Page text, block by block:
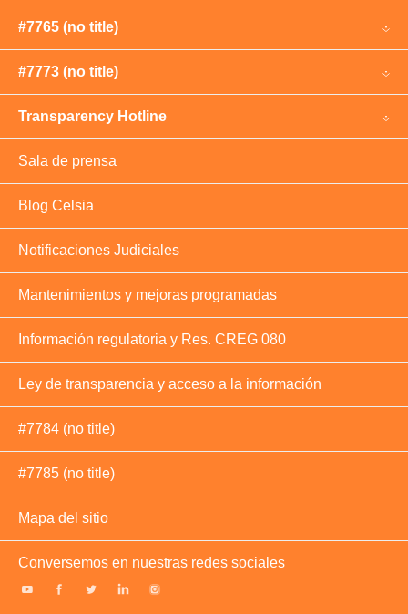
#7765 (no title)
Sala de prensa
Blog Celsia
#7773 (no title)
Notificaciones Judiciales
Transparency Hotline
Mantenimientos y mejoras programadas
Información regulatoria y Res. CREG 080
Ley de transparencia y acceso a la información
#7784 (no title)
#7785 (no title)
Mapa del sitio
Conversemos en nuestras redes sociales